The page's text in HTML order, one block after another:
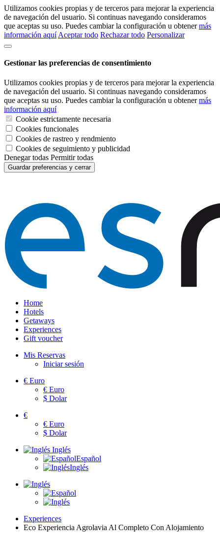
Utilizamos cookies propias y de terceros para mejorar la experiencia
de navegación del usuario. Si continuas navegando consideramos
que aceptas su uso. Puedes cambiar la configuración u obtenermás
información aquí Aceptar todo Rechazar todo Personalizar
Gestionar las preferencias de consentimiento
Utilizamos cookies propias y de terceros para mejorar la experiencia
de navegación del usuario. Si continuas navegando consideramos
que aceptas su uso. Puedes cambiar la configuración u obtenermás
información aquí
Cookie estrictamente necesaria
Cookies funcionales
Cookies de rastreo y rendmiento
Cookies de seguimiento y publicidad
Denegar todas Permitir todas
Guardar preferencias y cerrar
Home
Hotels
Getaways
Experiences
Gift voucher
Mis Reservas
Iniciar sesión
€ Euro
€ Euro
$ Dolar
€
€ Euro
$ Dolar
Inglés
Español
Inglés
Experiences
Eco Experiencia Agrolavia Al Completo Con Alojamiento